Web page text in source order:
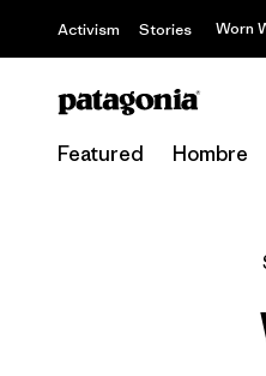
Activism Stories Worn
Featured Hombre